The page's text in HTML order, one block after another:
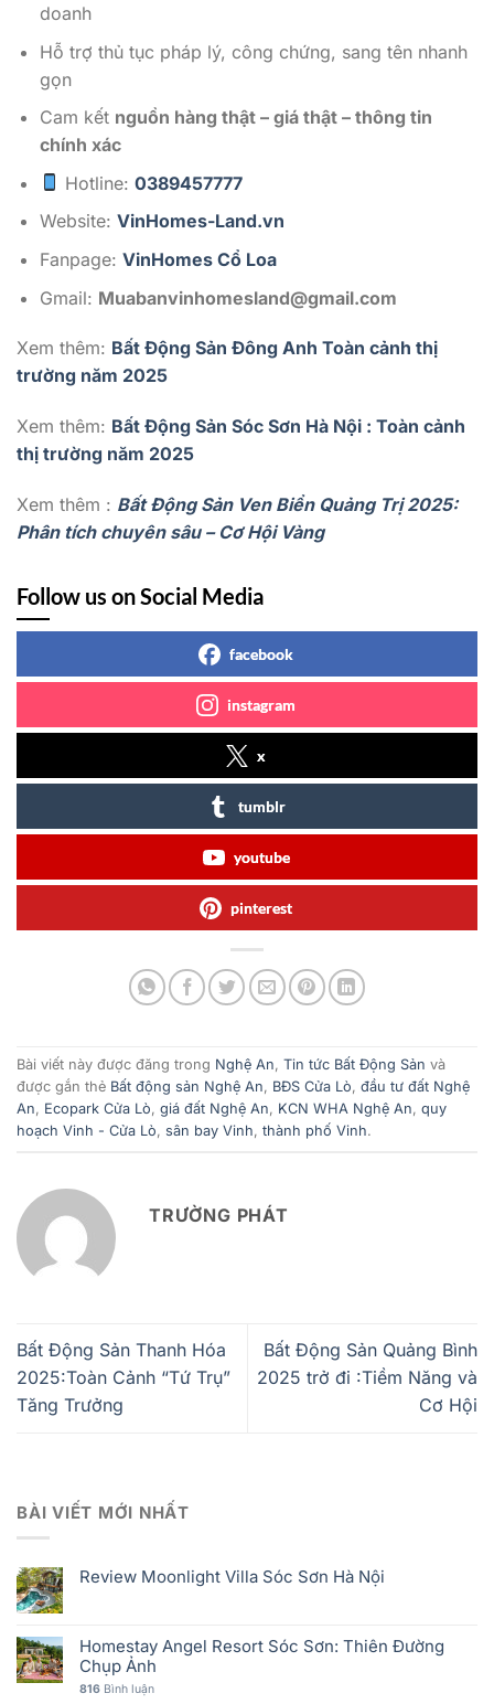
doanh
Hỗ trợ thủ tục pháp lý, công chứng, sang tên nhanh
gọn
Cam kết nguồn hàng thật – giá thật – thông tin
chính xác
Hotline:0389457777
Website: VinHomes-Land.vn
Fanpage: VinHomes Cổ Loa
Gmail: Muabanvinhomesland@gmail.com
Xem thêm: Bất Động Sản Đông Anh Toàn cảnh thị
trường năm 2025
Xem thêm: Bất Động Sản Sóc Sơn Hà Nội : Toàn cảnh
thị trường năm 2025
Xem thêm : Bất Động Sản Ven Biển Quảng Trị 2025:
Phân tích chuyên sâu – Cơ Hội Vàng
Follow us on Social Media
facebook
instagram
x
tumblr
youtube
pinterest
Bài viết này được đăng trong Nghệ An, Tin tức Bất Động Sản và
được gắn thẻ Bất động sản Nghệ An, BĐS Cửa Lò, đầu tư đất Nghệ
An, Ecopark Cửa Lò, giá đất Nghệ An, KCN WHA Nghệ An, quy
hoạch Vinh - Cửa Lò, sân bay Vinh, thành phố Vinh.
TRƯỜNG PHÁT
Bất Động Sản Thanh Hóa
2025:Toàn Cảnh “Tứ Trụ”
Tăng Trưởng
Bất Động Sản Quảng Bình
2025 trở đi :Tiềm Năng và
Cơ Hội
BÀI VIẾT MỚI NHẤT
Review Moonlight Villa Sóc Sơn Hà Nội
Homestay Angel Resort Sóc Sơn: Thiên Đường
Chụp Ảnh
816 Bình luận